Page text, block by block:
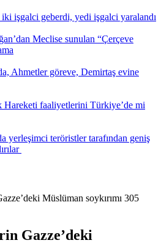
işgalci geberdi, yedi işgalci yaralandı
Meclise sunulan “Çerçeve
Ahmetler göreve, Demirtaş evine
Hareketi faaliyetlerini Türkiye’de mi
yerleşimci teröristler tarafından geniş
Müslüman soykırımı 305
Gazze’deki